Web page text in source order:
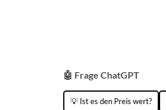
🤖 Frage ChatGPT
💡 Ist es den Preis wert?